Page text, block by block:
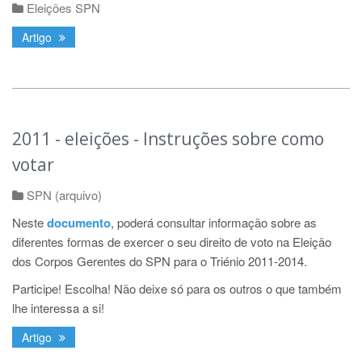
Eleições SPN
Artigo
2011 - eleições - Instruções sobre como
votar
SPN (arquivo)
Nestedocumento, poderá consultar informação sobre as
diferentes formas de exercer o seu direito de voto na Eleição
dos Corpos Gerentes do SPN para o Triénio 2011-2014.
Participe! Escolha! Não deixe só para os outros o que também
lhe interessa a si!
Artigo